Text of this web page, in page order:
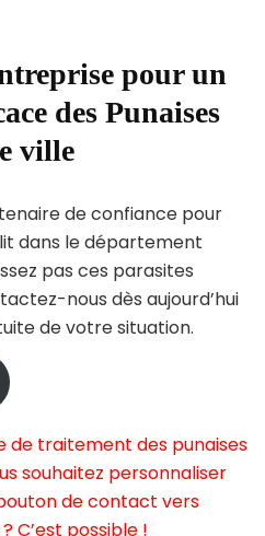
pour un
des Punaises
ville
de confiance pour
dans le département
pas ces parasites
nous dès aujourd’hui
de votre situation.
de traitement des punaises
souhaitez personnaliser
de contact vers
C’est possible !